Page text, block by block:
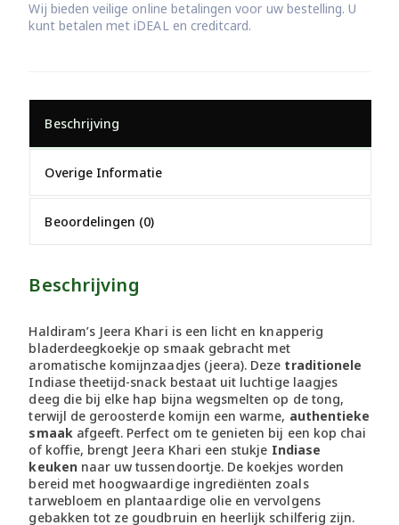
Wij bieden veilige online betalingen voor uw bestelling. U
kunt betalen met iDEAL en creditcard.
Beschrijving
Overige Informatie
Beoordelingen (0)
Beschrijving
Haldiram’s Jeera Khari is een licht en knapperig
bladerdeegkoekje op smaak gebracht met
aromatische komijnzaadjes (jeera). Deze traditionele
Indiase theetijd-snack bestaat uit luchtige laagjes
deeg die bij elke hap bijna wegsmelten op de tong,
terwijl de geroosterde komijn een warme, authentieke
smaakafgeeft. Perfect om te genieten bij een kop chai
of koffie, brengt Jeera Khari een stukje Indiase
keukennaar uw tussendoortje. De koekjes worden
bereid met hoogwaardige ingrediënten zoals
tarwebloem en plantaardige olie en vervolgens
gebakken tot ze goudbruin en heerlijk schilferig zijn.